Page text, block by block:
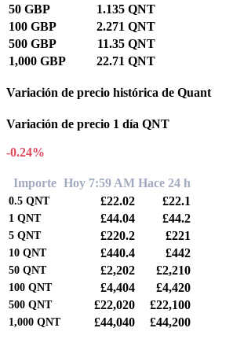
50 GBP
1.135 QNT
100 GBP
2.271 QNT
500 GBP
11.35 QNT
1,000 GBP
22.71 QNT
Variación de precio histórica de Quant
Variación de precio 1 día QNT
-0.24%
Importe Hoy 7:59 AM Hace 24 h
0.5 QNT £22.02 £22.1
1 QNT £44.04 £44.2
5 QNT £220.2 £221
10 QNT £440.4 £442
50 QNT £2,202 £2,210
100 QNT £4,404 £4,420
500 QNT £22,020 £22,100
1,000 QNT £44,040 £44,200